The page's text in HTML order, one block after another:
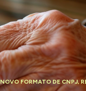
NOVO FORMATO DE CNPJ,